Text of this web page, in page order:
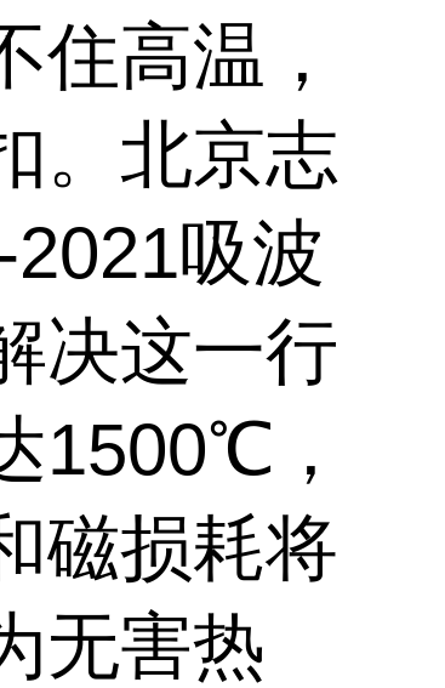
住高温，
。北京志
吸波
决这一行
1500℃，
磁损耗将
无害热